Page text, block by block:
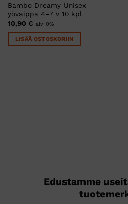
Bambo Dreamy Unisex
yövaippa 4–7 v 10 kpl
10,90 € alv 0%
LISÄÄ OSTOSKORIIN
Edustamme